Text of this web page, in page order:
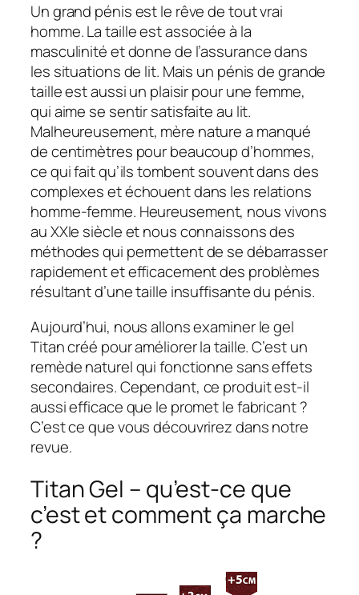
Un grand pénis est le rêve de tout vrai
homme. La taille est associée à la
masculinité et donne de l’assurance dans
les situations de lit. Mais un pénis de grande
taille est aussi un plaisir pour une femme,
qui aime se sentir satisfaite au lit.
Malheureusement, mère nature a manqué
de centimètres pour beaucoup d’hommes,
ce qui fait qu’ils tombent souvent dans des
complexes et échouent dans les relations
homme-femme. Heureusement, nous vivons
au XXIe siècle et nous connaissons des
méthodes qui permettent de se débarrasser
rapidement et efficacement des problèmes
résultant d’une taille insuffisante du pénis.
Aujourd’hui, nous allons examiner le gel
Titan créé pour améliorer la taille. C’est un
remède naturel qui fonctionne sans effets
secondaires. Cependant, ce produit est-il
aussi efficace que le promet le fabricant ?
C’est ce que vous découvrirez dans notre
revue.
Titan Gel – qu’est-ce que
c’est et comment ça marche
?